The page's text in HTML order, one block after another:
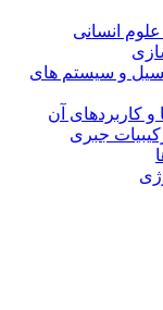
انسانی
و سیستم های
کاربردهای آن
جبری